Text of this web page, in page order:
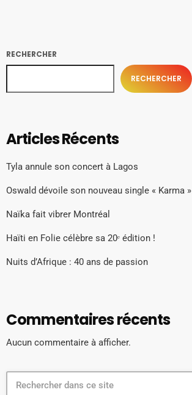
RECHERCHER
RECHERCHER
Articles Récents
Tyla annule son concert à Lagos
Oswald dévoile son nouveau single « Karma »
Naïka fait vibrer Montréal
Haïti en Folie célèbre sa 20ᵉ édition !
Nuits d’Afrique : 40 ans de passion
Commentaires récents
Aucun commentaire à afficher.